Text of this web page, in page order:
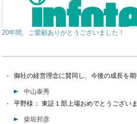
20年間、ご愛顧ありがとうございました！
御社の経営理念に賛同し、今後の成長を
中山泰秀
平野様： 東証１部上場おめでとうござい
柴垣邦彦